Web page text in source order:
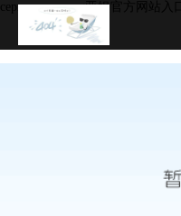
серия aroma -ag亚娱官方网站入口